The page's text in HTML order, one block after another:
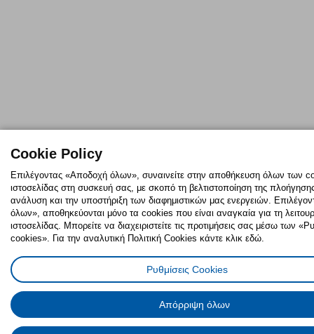
Cookie Policy
Επιλέγοντας «Αποδοχή όλων», συναινείτε στην αποθήκευση όλων των
ιστοσελίδας στη συσκευή σας, με σκοπό τη βελτιστοποίηση της
ανάλυση και την υποστήριξη των διαφημιστικών μας ενεργειών.
όλων», αποθηκεύονται μόνο τα cookies που είναι αναγκαία για τη
ιστοσελίδας. Μπορείτε να διαχειριστείτε τις προτιμήσεις σας μέσω των
cookies». Για την αναλυτική Πολιτική Cookies κάντε κλικ εδώ.
Ρυθμίσεις Cookies
Απόρριψη όλων